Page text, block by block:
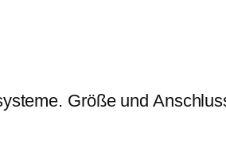
Größe und